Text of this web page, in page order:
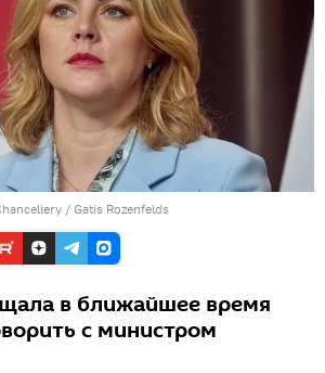
/ Gatis Rozenfelds
в ближайшее время
с министром